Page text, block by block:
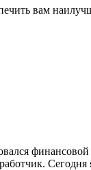
вам